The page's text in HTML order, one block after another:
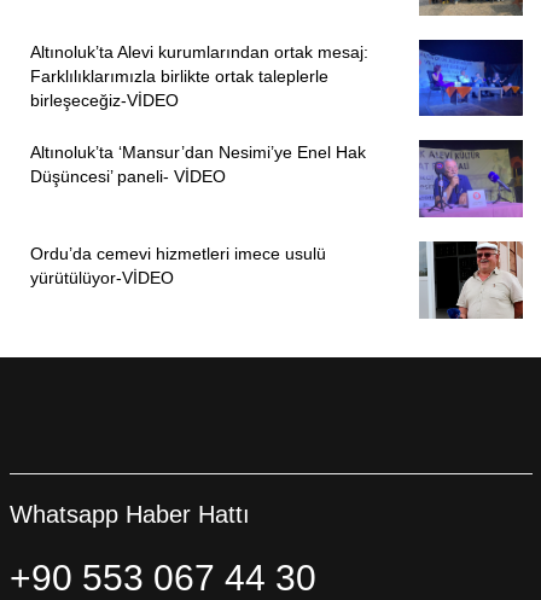
Altınoluk’ta Alevi kurumlarından ortak mesaj:
Farklılıklarımızla birlikte ortak taleplerle
birleşeceğiz-VİDEO
Altınoluk’ta ‘Mansur’dan Nesimi’ye Enel Hak
Düşüncesi’ paneli- VİDEO
Ordu’da cemevi hizmetleri imece usulü
yürütülüyor-VİDEO
Whatsapp Haber Hattı
+90 553 067 44 30